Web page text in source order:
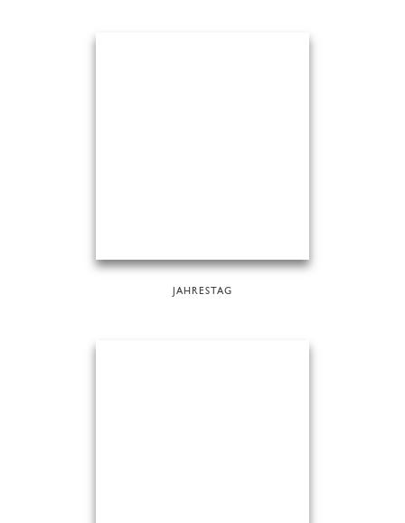
JAHRESTAG